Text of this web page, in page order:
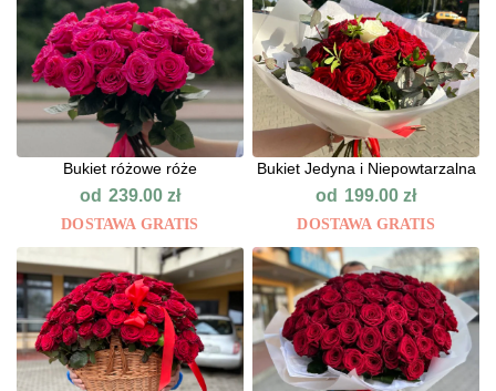
Bukiet różowe róże
od 239.00 zł
DOSTAWA GRATIS
Bukiet Jedyna i Niepowtarzalna
od 199.00zł
DOSTAWA GRATIS